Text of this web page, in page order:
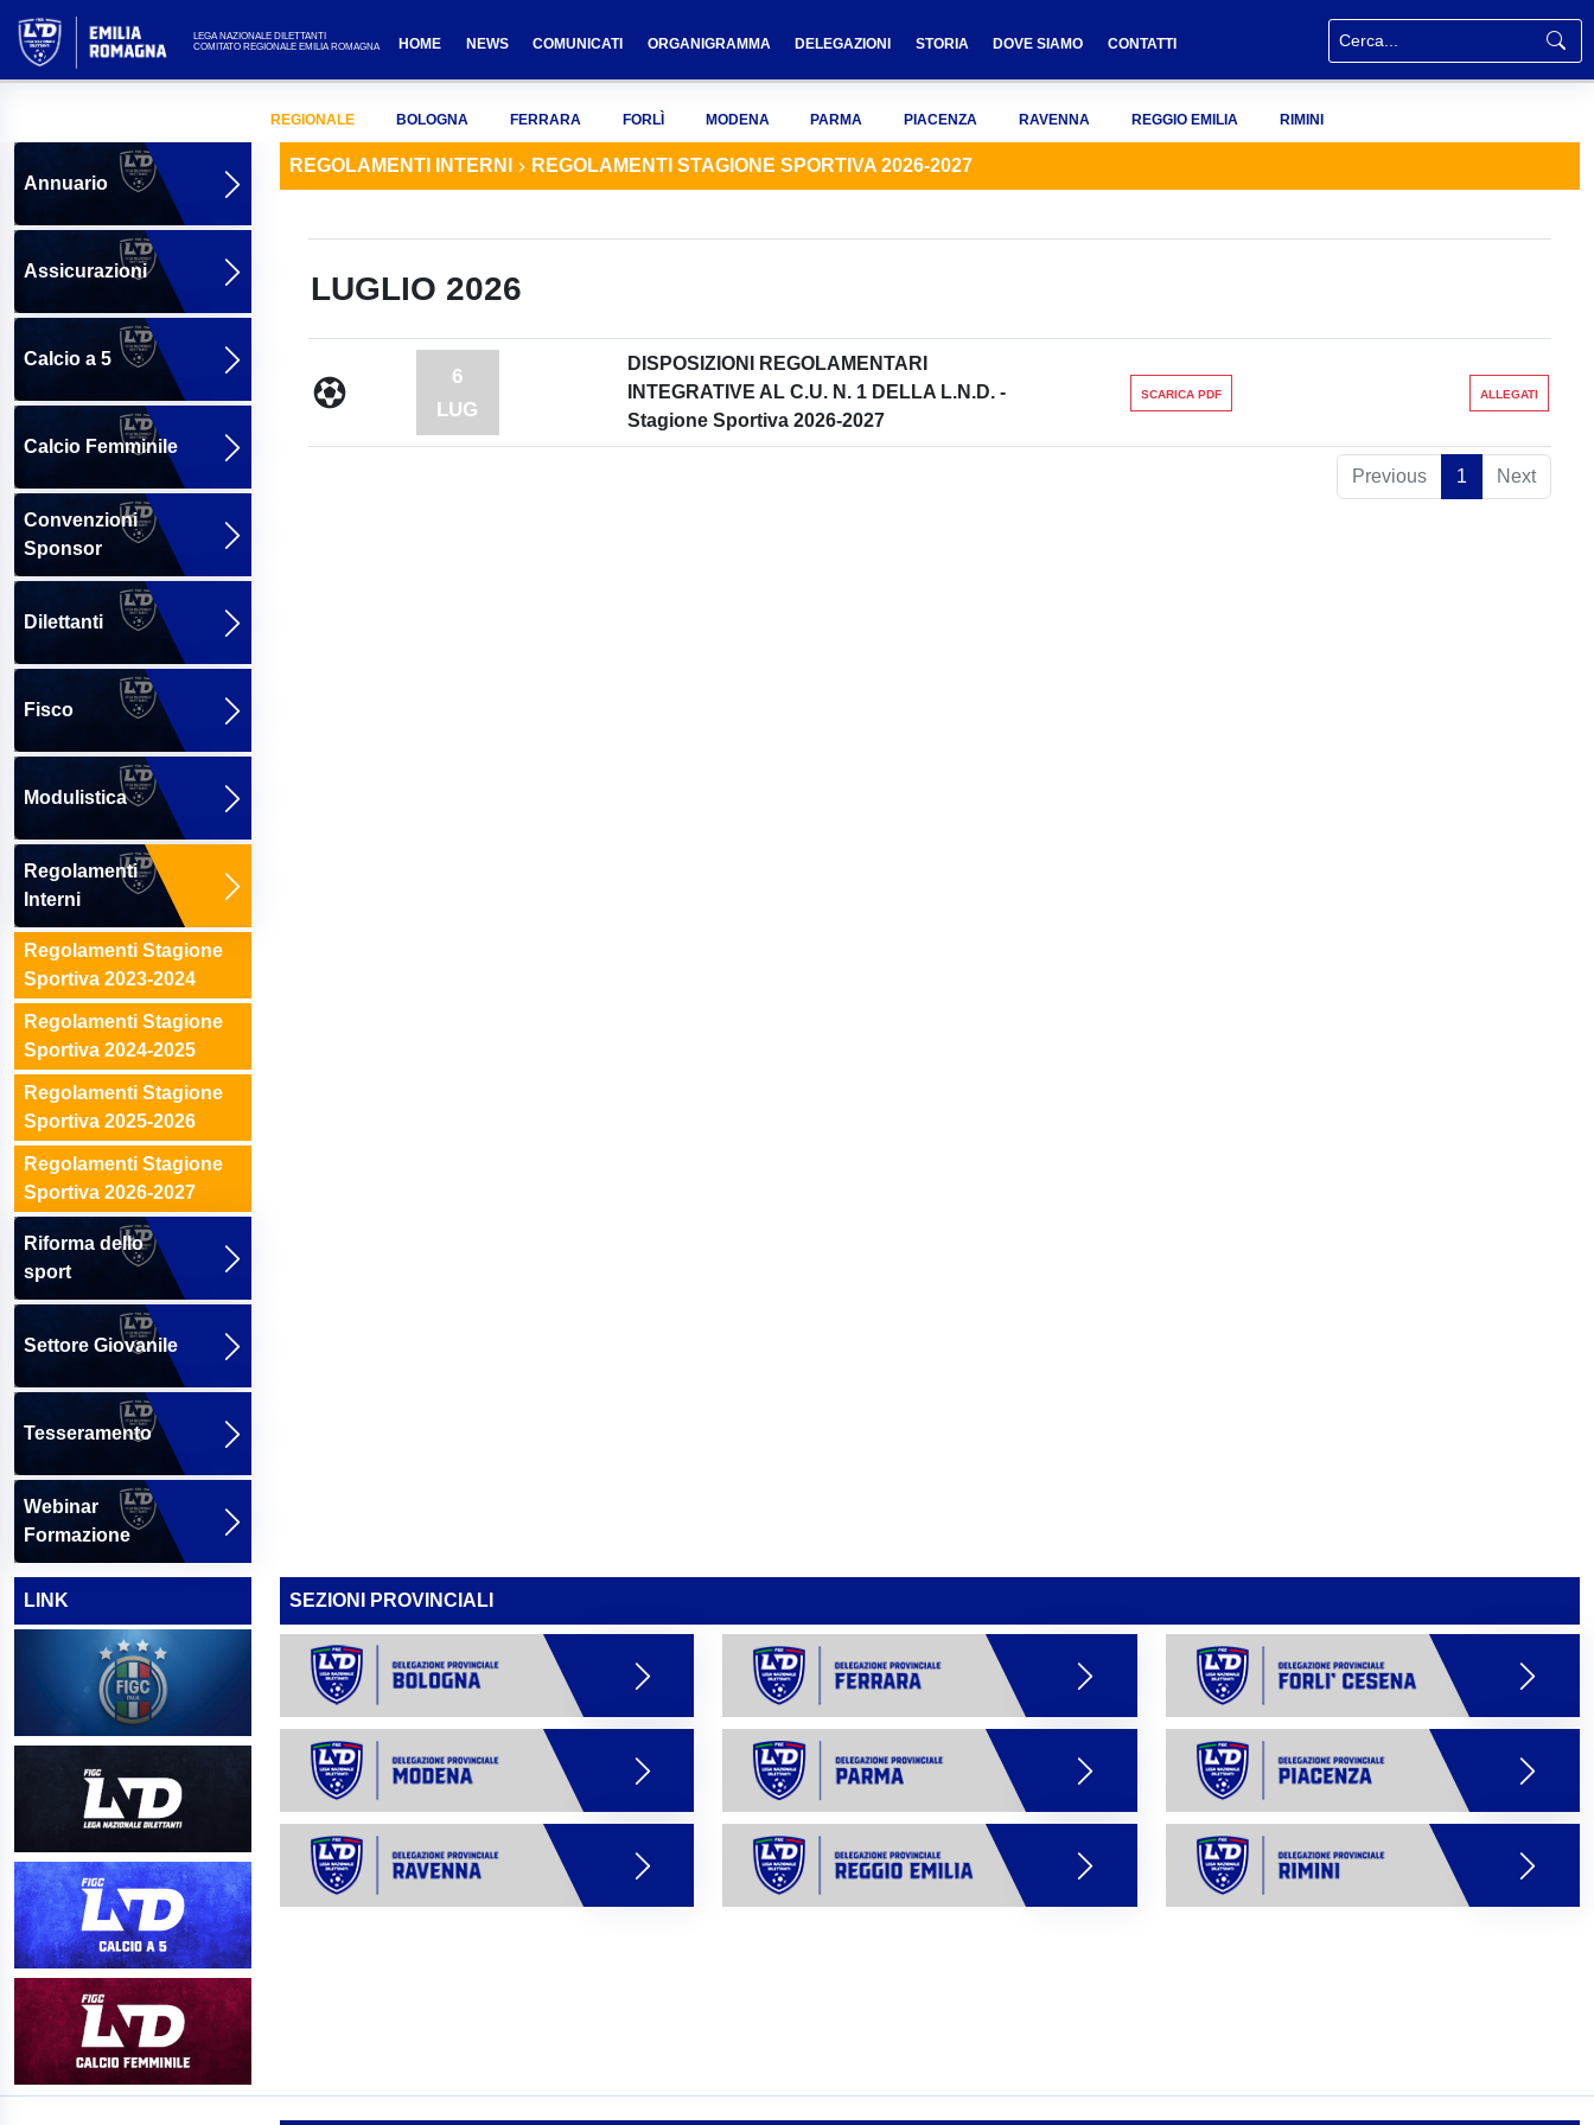
LEGA NAZIONALE DILETTANTI
COMITATO REGIONALE EMILIA ROMAGNA
HOME NEWS COMUNICATI ORGANIGRAMMA DELEGAZIONI STORIA DOVE SIAMO CONTATTI
REGIONALE BOLOGNA FERRARA FORLÌ MODENA PARMA PIACENZA RAVENNA REGGIO EMILIA RIMINI
Annuario
Assicurazioni
Calcio a 5
Calcio Femminile
Convenzioni
Sponsor
Dilettanti
Fisco
Modulistica
Regolamenti
Interni
Regolamenti Stagione
Sportiva 2023-2024
Regolamenti Stagione
Sportiva 2024-2025
Regolamenti Stagione
Sportiva 2025-2026
Regolamenti Stagione
Sportiva 2026-2027
Riforma dello
sport
Settore Giovanile
Tesseramento
Webinar
Formazione
REGOLAMENTI INTERNI REGOLAMENTI STAGIONE SPORTIVA 2026-2027
LUGLIO 2026
6
LUG
DISPOSIZIONI REGOLAMENTARI
INTEGRATIVE AL C.U. N. 1 DELLA L.N.D. -
Stagione Sportiva 2026-2027
SCARICA PDF ALLEGATI
Previous 1 Next
LINK SEZIONI PROVINCIALI